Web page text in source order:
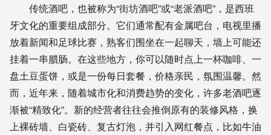
传统酒吧，也被称为“街坊酒吧”或“老派酒吧”，是西班
牙文化的重要组成部分。它们通常配有金属吧台，电视里播
放着新闻和足球比赛，熟客们围坐在一起聊天，墙上可能还
挂着一串腊肠。在这些地方，你可以随时点上一杯咖啡、一
盘土豆蛋饼，或是一份每日套餐，价格亲民，氛围温馨。然
而，近年来，随着城市化和消费趋势的变化，许多老酒吧逐
渐被“精致化”。新的经营者往往会推倒原有的装修风格，换
上裸砖墙、白瓷砖、复古灯泡，并引入网红餐点，比如牛油